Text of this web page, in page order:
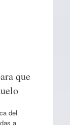
que
del
a